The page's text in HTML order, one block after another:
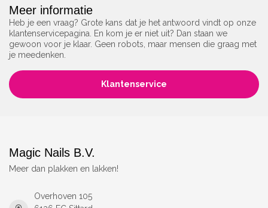
Meer informatie
Heb je een vraag? Grote kans dat je het antwoord vindt op onze
klantenservicepagina. En kom je er niet uit? Dan staan we
gewoon voor je klaar. Geen robots, maar mensen die graag met
je meedenken.
Klantenservice
Magic Nails B.V.
Meer dan plakken en lakken!
Overhoven 105